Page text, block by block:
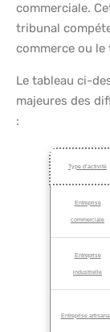
commerciale.
tribunal
commerce ou
Le tableau ci-
majeures des
:
Type d’activité
Entreprise
commerciale
Entreprise
industrielle
Entreprise